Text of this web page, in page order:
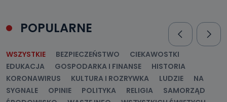
POPULARNE
WSZYSTKIE BEZPIECZEŃSTWO
CIEKAWOSTKI
EDUKACJA
GOSPODARKA I FINANSE
HISTORIA
KORONAWIRUS
KULTURA I ROZRYWKA LUDZIE
NA
SYGNALE
OPINIE POLITYKA RELIGIA
SAMORZĄD